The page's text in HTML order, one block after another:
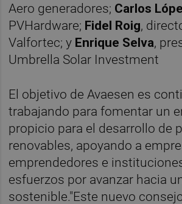
Aero generadores; Carlos
PVHardware; Fidel Roig,
Valfortec; y Enrique Selva,
Umbrella Solar Investment
El objetivo de Avaesen es
trabajando para fomentar un
propicio para el desarrollo de
renovables, apoyando a
emprendedores e
esfuerzos por avanzar hacia
sostenible."Este nuevo